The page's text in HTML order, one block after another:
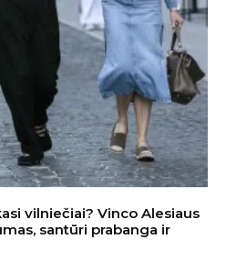
vilniečiai? Vinco Alesiaus
santūri prabanga ir